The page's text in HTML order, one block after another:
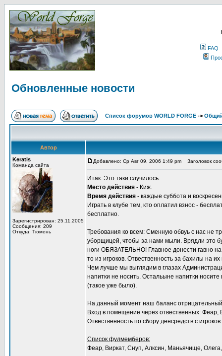
FAQ
Обновленные новости
Список форумов WORLD FORGE ->
Автор
Keratis
Команда сайта
Зарегистрирован: 25.11.2005
Сообщения: 209
Откуда: Тюмень
Добавлено: Ср Авг 09, 2006 1:49 pm Заголовок
Итак. Это таки случилось.
Место действия - Киж.
Время действия - каждые суббота и
Играть в клубе тем, кто оплатил взнос -
бесплатно.
Требования ко всем: Сменную обвуь с нас не
уборщицей, чтобы за нами мыли. Врядли это
ноги ОБЯЗАТЕЛЬНО! Главное донести гавно
то из игроков. Отвественность за бахилы на
Чем лучше мы выглядим в глазах
напитки не носить. Остальыне напитки
(такое уже было).
На данный момент наш баланс
Вход в помещение через отвественных: Феар,
Отвественность по сбору денсредств с
Список фулмемберов:
Феар, Виркат, Снуп, Алксин, Маньячище,